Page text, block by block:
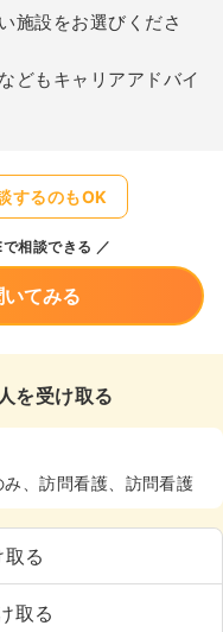
施設をお選びくださ
どもキャリアアドバイ
するのもOK
相談できる
てみる
を受け取る
、訪問看護、訪問看護
る
取る